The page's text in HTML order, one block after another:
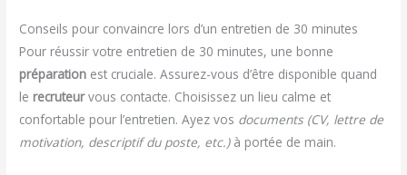
Conseils pour convaincre lors d’un entretien de 30 minutes
Pour réussir votre entretien de 30 minutes, une bonne
préparation est cruciale. Assurez-vous d’être disponible quand
le recruteurvous contacte. Choisissez un lieu calme et
confortable pour l’entretien. Ayez vos documents (CV, lettre de
motivation, descriptif du poste, etc.)à portée de main.